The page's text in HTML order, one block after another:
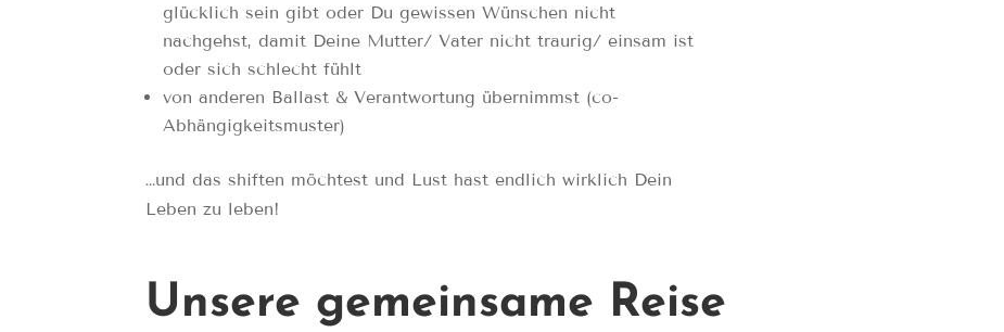
glücklich sein gibt oder Du gewissen Wünschen nicht
nachgehst, damit Deine Mutter/ Vater nicht traurig/ einsam ist
oder sich schlecht fühlt
von anderen Ballast & Verantwortung übernimmst (co-
Abhängigkeitsmuster)
…und das shiften möchtest und Lust hast endlich wirklich Dein
Leben zu leben!
Unsere gemeinsame Reise